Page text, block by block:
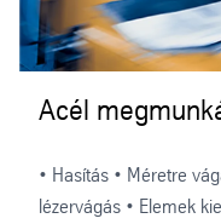
Acél
• Hasítás • Méretre
lézervágás • Elemek